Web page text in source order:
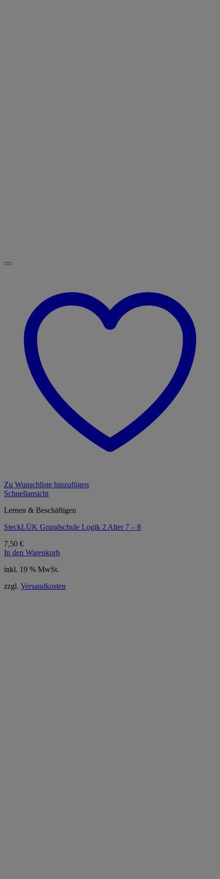
Zu Wunschliste hinzufügen
Schnellansicht
Lernen & Beschäftigen
SteckLÜK Grundschule Logik 2 Alter 7 – 8
7,50 €
In den Warenkorb
inkl. 19 % MwSt.
zzgl. Versandkosten